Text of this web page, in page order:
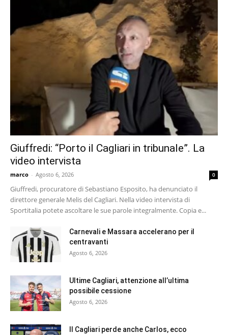
Giuffredi: “Porto il Cagliari in tribunale”. La
video intervista
marco - Agosto 6, 2026 0
Giuffredi, procuratore di Sebastiano Esposito, ha denunciato il
direttore generale Melis del Cagliari. Nella video intervista di
Sportitalia potete ascoltare le sue parole integralmente. Copia e...
Carnevali e Massara accelerano per il
centravanti
Agosto 6, 2026
Ultime Cagliari, attenzione all’ultima
possibile cessione
Agosto 6, 2026
Il Cagliari perde anche Carlos, ecco